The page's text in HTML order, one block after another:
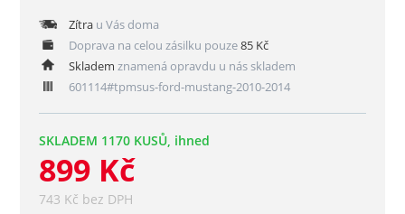
Zítrau Vás doma
Doprava na celou zásilku pouze85 Kč
Skladem znamená opravdu u nás skladem
601114#tpmsus-ford-mustang-2010-2014
SKLADEM 1170 KUSŮ, ihned
899 Kč
743 Kč bez DPH